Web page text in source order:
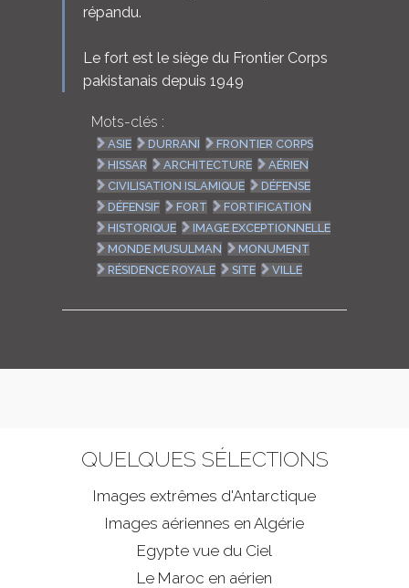
répandu.
Le fort est le siège du Frontier Corps
pakistanais depuis 1949
Mots-clés :
ASIE DURRANI
FRONTIER CORPS
HISSAR
ARCHITECTURE
AÉRIEN
CIVILISATION ISLAMIQUE
DÉFENSE
DÉFENSIF
FORT
FORTIFICATION
HISTORIQUE
IMAGE EXCEPTIONNELLE
MONDE MUSULMAN
MONUMENT
RÉSIDENCE ROYALE
SITE VILLE
QUELQUES SÉLECTIONS
Images extrêmes d'Antarctique
Images aériennes en Algérie
Egypte vue du Ciel
Le Maroc en aérien